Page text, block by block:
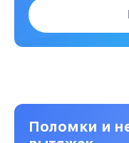
Поломки и